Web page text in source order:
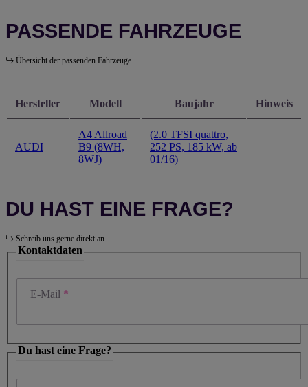
PASSENDE FAHRZEUGE
Übersicht der passenden Fahrzeuge
Hersteller Modell Baujahr Hinweis
AUDI
A4 Allroad
B9 (8WH,
8WJ)
(2.0 TFSI quattro,
252 PS, 185 kW, ab
01/16)
DU HAST EINE FRAGE?
Schreib uns gerne direkt an
Kontaktdaten
E-Mail
Du hast eine Frage?